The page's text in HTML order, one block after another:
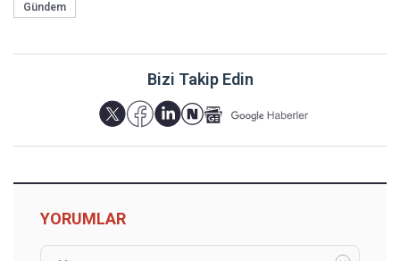
Gündem
Bizi Takip Edin
YORUMLAR